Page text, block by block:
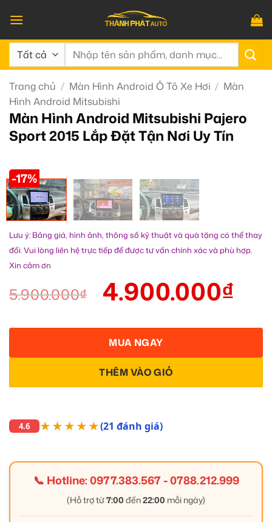
qua
nội
dung
Tìm
Trang chủ / Màn Hình Android Ô Tô Xe Hơi / Màn
Hình Android Mitsubishi
Màn Hình Android Mitsubishi Pajero
Sport 2015 Lắp Đặt Tận Nơi Uy Tín
-17%
Lưu ý: Bảng giá, hình ảnh, thông số kỹ thuật và quà tặng có thể thay
đổi. Vui lòng liên hệ trực tiếp để được tư vấn chính xác và phù hợp.
Xin cảm ơn
5.900.000₫ 4.900.000₫
THÊM VÀO GIỎ
MUA NGAY
4.6 ★★★★★(21 đánh giá)
📞 Hotline:0977.383.567-0788.212.999
(Hỗ trợ từ7:00 đến22:00 mỗi ngày)